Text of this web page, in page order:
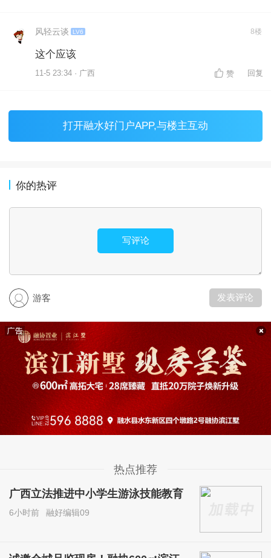
风轻云谈 LV6 8楼
这个应该
11-5 23:34 · 广西 赞 回复
打开融水好门户APP,与楼主互动
你的热评
写评论
游客 发表评论
热点推荐
广西立法推进中小学生游泳技能教育
6小时前 融好编辑09